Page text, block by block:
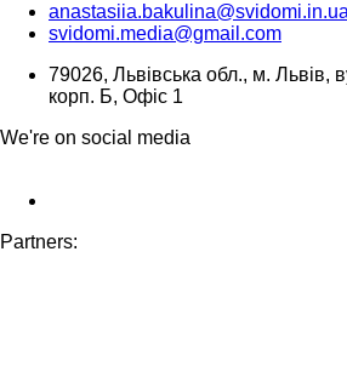
anastasiia.bakulina@svidomi.in.ua
svidomi.media@gmail.com
79026, Львівська обл., м. Львів,
корп. Б, Офіс 1
We're on social media
Partners: